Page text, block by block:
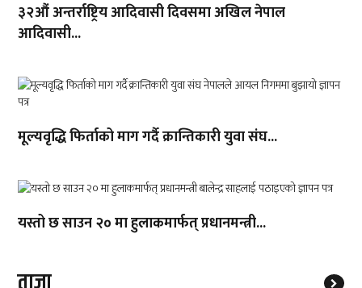
३२औं अन्तर्राष्ट्रिय आदिवासी दिवसमा अखिल नेपाल
आदिवासी...
मूल्यवृद्धि फिर्ताको माग गर्दै क्रान्तिकारी युवा संघ...
यस्तो छ साउन २० मा हुलाकमार्फत् प्रधानमन्त्री...